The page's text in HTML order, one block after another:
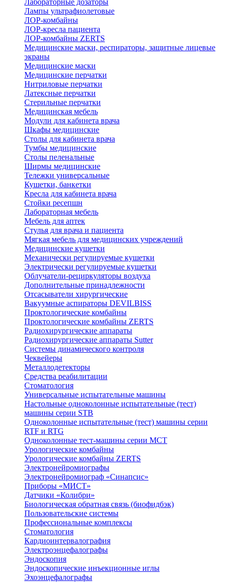
Лабораторные дозаторы
Лампы ультрафиолетовые
ЛОР-комбайны
ЛОР-кресла пациента
ЛОР-комбайны ZERTS
Медицинские маски, респираторы, защитные лицевые
экраны
Медицинские маски
Медицинские перчатки
Нитриловые перчатки
Латексные перчатки
Стерильные перчатки
Медицинская мебель
Модули для кабинета врача
Шкафы медицинские
Столы для кабинета врача
Тумбы медицинские
Столы пеленальные
Ширмы медицинские
Тележки универсальные
Кушетки, банкетки
Кресла для кабинета врача
Стойки ресепшн
Лабораторная мебель
Мебель для аптек
Стулья для врача и пациента
Мягкая мебель для медицинских учреждений
Медицинские кушетки
Механически регулируемые кушетки
Электрически регулируемые кушетки
Облучатели-рециркуляторы воздуха
Дополнительные принадлежности
Отсасыватели хирургические
Вакуумные аспираторы DEVILBISS
Проктологические комбайны
Проктологические комбайны ZERTS
Радиохирургические аппараты
Радиохирургические аппараты Sutter
Системы динамического контроля
Чеквейеры
Металлодетекторы
Средства реабилитации
Стоматология
Универсальные испытательные машины
Настольные одноколонные испытательные (тест)
машины серии STB
Одноколонные испытательные (тест) машины серии
RTF и RTG
Одноколонные тест-машины серии MCT
Урологические комбайны
Урологические комбайны ZERTS
Электронейромиографы
Электронейромиограф «Синапсис»
Приборы «МИСТ»
Датчики «Колибри»
Биологическая обратная связь (биофидбэк)
Пользовательские системы
Профессиональные комплексы
Стоматология
Кардиоинтервалография
Электроэнцефалографы
Эндоскопия
Эндоскопические инъекционные иглы
Эхоэнцефалографы